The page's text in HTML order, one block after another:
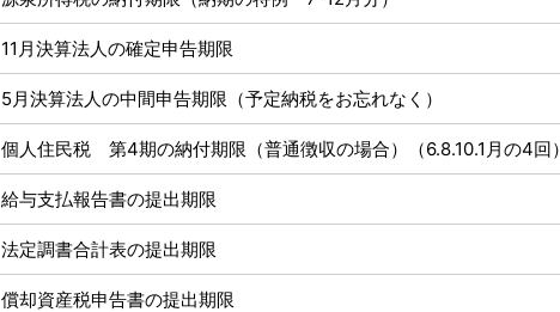
11月決算法人の確定申告期限
5月決算法人の中間申告期限（予定納税をお忘れなく）
個人住民税 第4期の納付期限（普通徴収の場合）（6.8.10.1月の4回）
給与支払報告書の提出期限
法定調書合計表の提出期限
償却資産税申告書の提出期限